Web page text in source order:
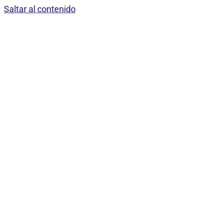
Saltar al contenido